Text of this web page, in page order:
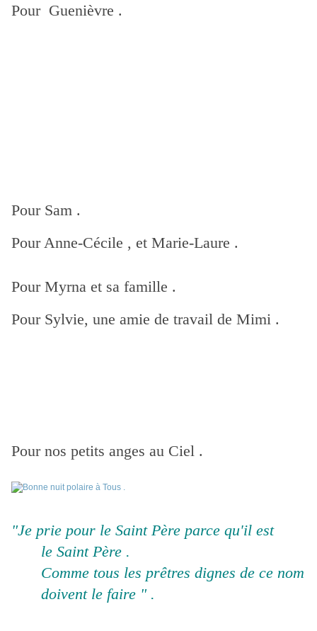
Pour Guenièvre .
Pour Sam .
Pour Anne-Cécile , et Marie-Laure .
Pour Myrna et sa famille .
Pour Sylvie, une amie de travail de Mimi .
Pour nos petits anges au Ciel .
"Je prie pour le Saint Père parce qu'il est
le Saint Père .
Comme tous les prêtres dignes de ce nom
doivent le faire " .